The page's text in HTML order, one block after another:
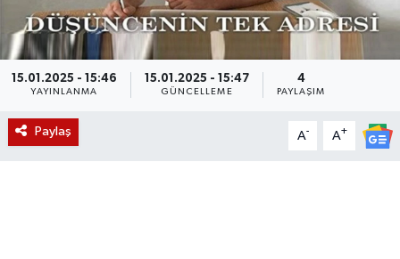
15.01.2025 - 15:46
YAYINLANMA
15.01.2025 - 15:47
GÜNCELLEME
4
PAYLAŞIM
Paylaş A- A+